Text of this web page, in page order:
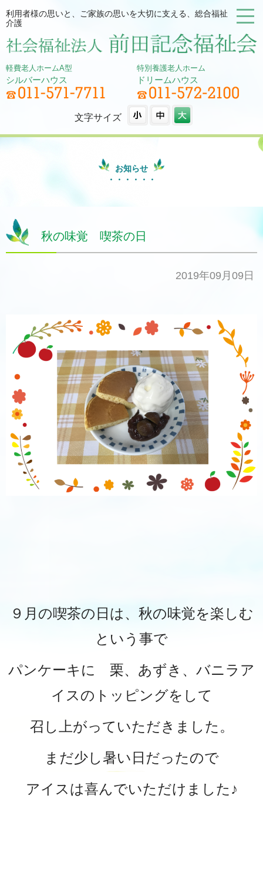
利用者様の思いと、ご家族の思いを大切に支える、総合福祉
介護
軽費老人ホームA型
シルバーハウス
特別養護老人ホーム
ドリームハウス
文字サイズ
お知らせ
秋の味覚 喫茶の日
2019年09月09日
９月の喫茶の日は、秋の味覚を楽しむ
という事で
パンケーキに 栗、あずき、バニラア
イスのトッピングをして
召し上がっていただきました。
まだ少し暑い日だったので
アイスは喜んでいただけました♪